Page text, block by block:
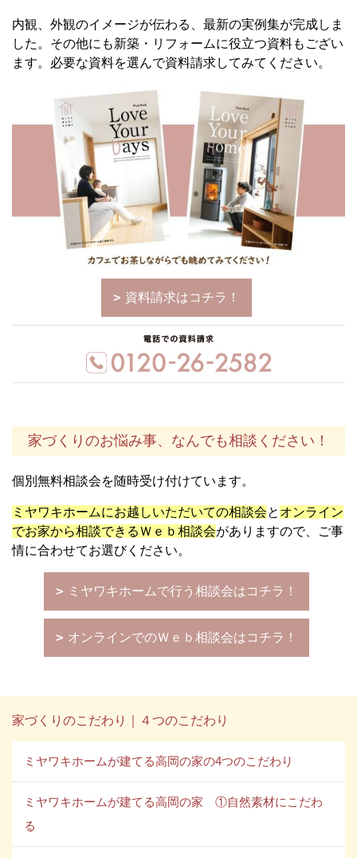
内観、外観のイメージが伝わる、最新の実例集が完成しま
した。その他にも新築・リフォームに役立つ資料もござい
ます。必要な資料を選んで資料請求してみてください。
資料請求はコチラ！
家づくりのお悩み事、なんでも相談ください！
個別無料相談会を随時受け付けています。
ミヤワキホームにお越しいただいての相談会と オンライン
でお家から相談できるＷｅｂ相談会がありますので、ご事
情に合わせてお選びください。
ミヤワキホームで行う相談会はコチラ！
オンラインでのＷｅｂ相談会はコチラ！
家づくりのこだわり｜４つのこだわり
ミヤワキホームが建てる高岡の家の4つのこだわり
ミヤワキホームが建てる高岡の家 ①自然素材にこだわ
る